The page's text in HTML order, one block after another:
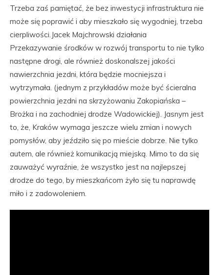
Trzeba zaś pamiętać, że bez inwestycji infrastruktura nie
może się poprawić i aby mieszkało się wygodniej, trzeba
cierpliwości.Jacek Majchrowski działania
Przekazywanie środków w rozwój transportu to nie tylko
następne drogi, ale również doskonalszej jakości
nawierzchnia jezdni, która będzie mocniejsza i
wytrzymała. (jednym z przykładów może być ścieralna
powierzchnia jezdni na skrzyżowaniu Zakopiańska –
Brożka i na zachodniej drodze Wadowickiej). Jasnym jest
to, że, Kraków wymaga jeszcze wielu zmian i nowych
pomysłów, aby jeździło się po mieście dobrze. Nie tylko
autem, ale również komunikacją miejską. Mimo to da się
zauważyć wyraźnie, że wszystko jest na najlepszej
drodze do tego, by mieszkańcom żyło się tu naprawdę
miło i z zadowoleniem.